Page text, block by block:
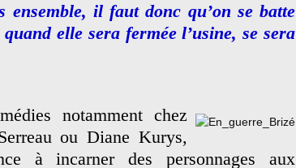
ensemble, il faut donc qu’on se batte
elle sera fermée l’usine, se sera
notamment chez
ou Diane Kurys,
à incarner des personnages aux